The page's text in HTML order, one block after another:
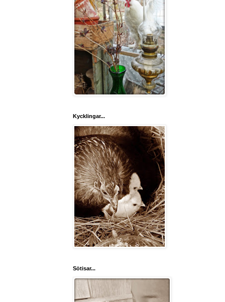
Kycklingar...
Sötisar...